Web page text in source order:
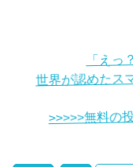
「え
世界が認めた
>>>>>無料